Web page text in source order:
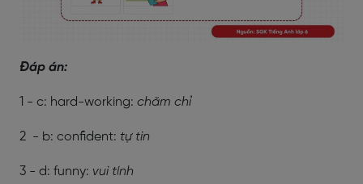
Đáp án:
1 - c: hard-working: chăm chỉ
2 - b: confident: tự tin
3 - d: funny: vui tính